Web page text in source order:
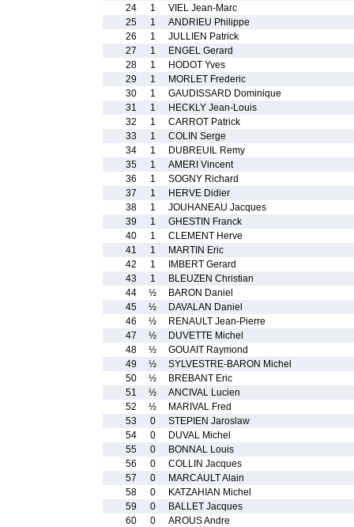
24
1
VIEL Jean-Marc
25
1
ANDRIEU Philippe
26
1
JULLIEN Patrick
27
1
ENGEL Gerard
28
1
HODOT Yves
29
1
MORLET Frederic
30
1
GAUDISSARD Dominique
31
1
HECKLY Jean-Louis
32
1
CARROT Patrick
33
1
COLIN Serge
34
1
DUBREUIL Remy
35
1
AMERI Vincent
36
1
SOGNY Richard
37
1
HERVE Didier
38
1
JOUHANEAU Jacques
39
1
GHESTIN Franck
40
1
CLEMENT Herve
41
1
MARTIN Eric
42
1
IMBERT Gerard
43
1
BLEUZEN Christian
44
½
BARON Daniel
45
½
DAVALAN Daniel
46
½
RENAULT Jean-Pierre
47
½
DUVETTE Michel
48
½
GOUAIT Raymond
49
½
SYLVESTRE-BARON Michel
50
½
BREBANT Eric
51
½
ANCIVAL Lucien
52
½
MARIVAL Fred
53
0
STEPIEN Jaroslaw
54
0
DUVAL Michel
55
0
BONNAL Louis
56
0
COLLIN Jacques
57
0
MARCAULT Alain
58
0
KATZAHIAN Michel
59
0
BALLET Jacques
60
0
AROUS Andre